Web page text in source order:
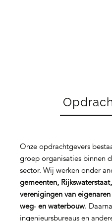
Onze opdrachtgevers
groep organisaties binnen
sector. Wij werken onder
gemeenten,
verenigingen van eigenaren
weg‑ en waterbouw.
ingenieursbureaus en